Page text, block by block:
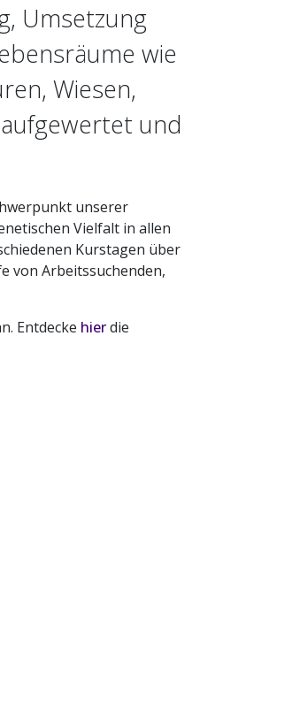
Umsetzung
wie
Wiesen,
und
unserer
Vielfalt in allen
Kurstagen über
von Arbeitssuchenden,
Entdecke hierdie